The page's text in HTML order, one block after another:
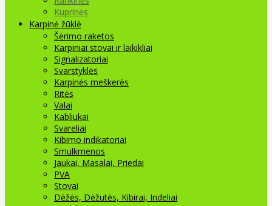
Kuprinės
Karpinė žūklė
Šėrimo raketos
Karpiniai stovai ir laikikliai
Signalizatoriai
Svarstyklės
Karpinės meškerės
Ritės
Valai
Kabliukai
Svareliai
Kibimo indikatoriai
Smulkmenos
Jaukai, Masalai, Priedai
PVA
Stovai
Dėžės, Dėžutės, Kibirai, Indeliai